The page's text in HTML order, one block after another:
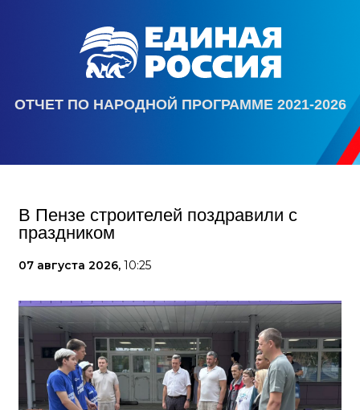
ОТЧЕТ ПО НАРОДНОЙ ПРОГРАММЕ 2021-2026
В Пензе строителей поздравили с
праздником
07 августа 2026, 10:25